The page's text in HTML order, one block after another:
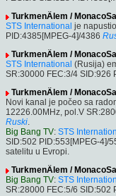
TurkmenÄlem /
STS International je
PID:4385[MPEG-4]/4386
TurkmenÄlem /
STS International (Rusija)
SR:30000 FEC:3/4 SID:926
TurkmenÄlem /
Novi kanal je počeo sa
12226.00MHz, pol.V
Ruski.
Big Bang TV: STS
SID:502 PID:553[MPEG-4]/
satelitu u Evropi.
TurkmenÄlem /
Big Bang TV: STS
SR:28000 FEC:5/6 SID:502